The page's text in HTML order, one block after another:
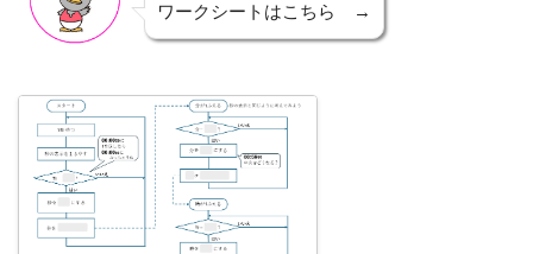
ワークシートはこちら →